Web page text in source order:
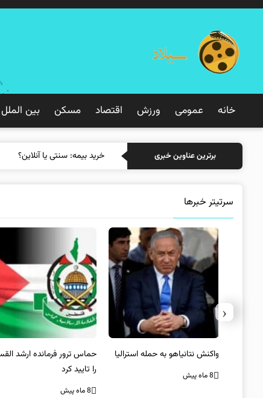
خانه عمومی ورزش اقتصاد مسکن بین الملل
برترین عناوین خبری خرید بیمه: سنتی یا آنلاین؟
سرتیتر خبرها
واکنش نتانیاهو به حمله استرالیا
8 ماه پیش
حماس ترور فرمانده ارشد
را تایید کرد
8 ماه پیش
‹